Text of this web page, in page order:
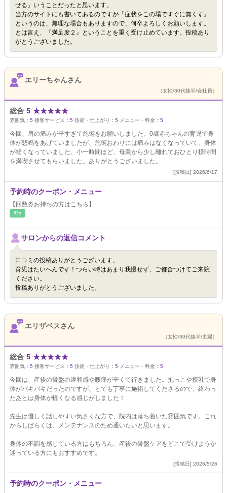
せる』いうことだったと思います。
当方のサイトにも書いてあるのですが『症状をこの場ですぐに無くす』
というのは、無理な場合もありますので、何卒よろしくお願いします。
とは言え、『満足度２』ということを重く受け止めています。投稿あり
がとうございました。
エリーちゃんさん
（女性/30代後半/会社員）
総合 5 ★★★★★
雰囲気： 5 接客サービス： 5 技術・仕上がり： 5 メニュー・料金： 5
今回、肩の痛みが辛すぎて施術をお願いしました。0歳赤ちゃんの育児で身
体が悲鳴をあげていましたが、施術おわりには痛みはなくなっていて、身体
が軽くなっていました。小一時間ほど、母業から少し離れておひとり様時間
を満喫させてもらいました。ありがとうございました。
[投稿日] 2026/6/17
予約時のクーポン・メニュー
【回数券お持ちの方はこちら】
ﾘﾗｸ
サロンからの返信コメント
口コミの投稿ありがとうございます。
育児はたいへんです！つらい時はあまり我慢せず、ご都合つけてご来院
ください。
投稿ありがとうございました。
エリザベスさん
（女性/30代後半/主婦）
総合 5 ★★★★★
雰囲気： 5 接客サービス： 5 技術・仕上がり： 5 メニュー・料金： 5
今回は、産後の骨盤の違和感や腰痛が辛くて行きました。抱っこや授乳で身
体がバキバキだったのですが、とても丁寧に施術してくださるので、終わっ
たあとは身体が軽くなる感じがしました！
先生は優しく話しやすい気さくな方で、院内は落ち着いた雰囲気です。これ
からしばらくは、メンテナンスのため通いたいと思います。
身体の不調を感じている方はもちろん、産後の骨盤ケアをどこで受けようか
迷っている方にもおすすめです。
[投稿日] 2026/5/26
予約時のクーポン・メニュー